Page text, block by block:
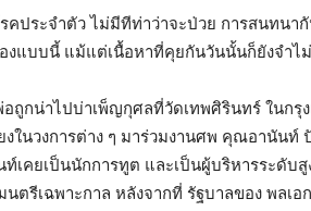
คประจําตัว ไม่มีทีท่าว่าจะป่วย การสนทนา
องแบบนี้ แม้แต่เนื้อหาที่คุยกันวันนั้นก็ยังจำไ
อถูกน่าไปบ่าเพ็ญกุศลที่วัดเทพศิรินทร์ ในก
งในวงการต่าง ๆ มาร่วมงานศพ คุณอานัน
เคยเป็นนักการทูต และเป็นผู้บริหารระดับ
นตรีเฉพาะกาล หลังจากที่ รัฐบาลของ พล